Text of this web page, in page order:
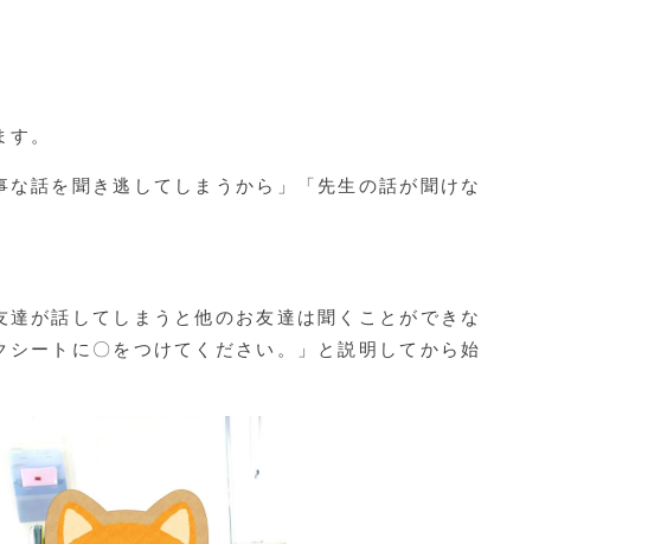
。
話を聞き逃してしまうから」「先生の話が聞けな
が話してしまうと他のお友達は聞くことができな
ートに〇をつけてください。」と説明してから始